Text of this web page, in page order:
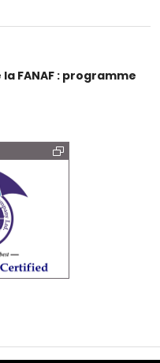
FANAF : programme